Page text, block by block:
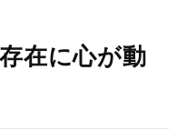
在に心が動